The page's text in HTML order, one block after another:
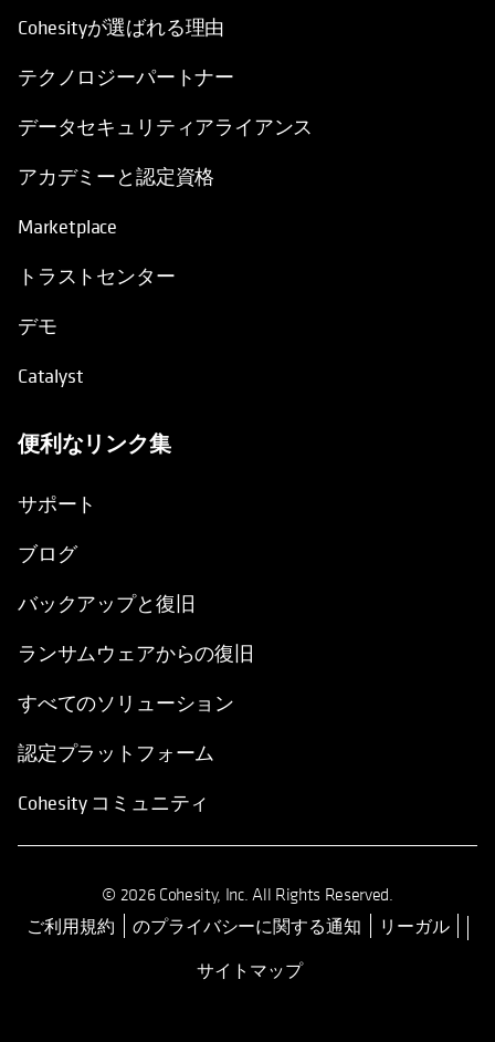
Cohesityが選ばれる理由
テクノロジーパートナー
データセキュリティアライアンス
アカデミーと認定資格
Marketplace
トラストセンター
デモ
Catalyst
便利なリンク集
サポート
ブログ
バックアップと復旧
ランサムウェアからの復旧
すべてのソリューション
認定プラットフォーム
Cohesity コミュニティ
© 2026 Cohesity, Inc. All Rights Reserved.
ご利用規約 新しいタブで開く
のプライバシーに関する通知
リーガル
サイトマップ